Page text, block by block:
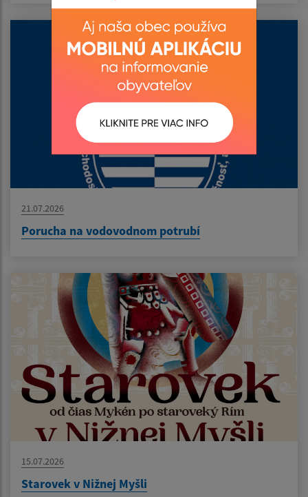
21.07.2026
Porucha na vodovodnom potrubí
15.07.2026
Starovek v Nižnej Myšli